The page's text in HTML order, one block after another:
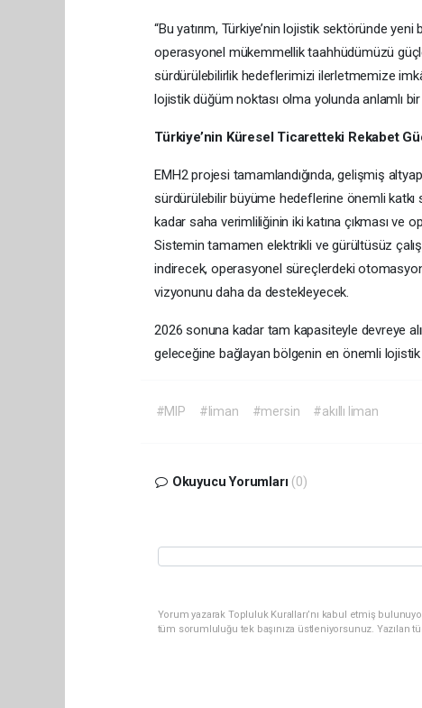
“Bu yatırım, Türkiye’nin lojistik sektöründe
operasyonel mükemmellik taahhüdümüzü
sürdürülebilirlik hedeflerimizi ilerletmemize
lojistik düğüm noktası olma yolunda anlamlı bir
Türkiye’nin Küresel Ticaretteki Rekabet
EMH2 projesi tamamlandığında, gelişmiş
sürdürülebilir büyüme hedeflerine önemli
kadar saha verimliliğinin iki katına çıkması ve
Sistemin tamamen elektrikli ve gürültüsüz
indirecek, operasyonel süreçlerdeki
vizyonunu daha da destekleyecek.
2026 sonuna kadar tam kapasiteyle devreye
geleceğine bağlayan bölgenin en önemli lojistik
#MIP #liman #mersin #akıllı liman
Okuyucu Yorumları (0)
Yorum yazarak Topluluk Kuralları’nı kabul etmiş
tüm sorumluluğu tek başınıza üstleniyorsunuz.